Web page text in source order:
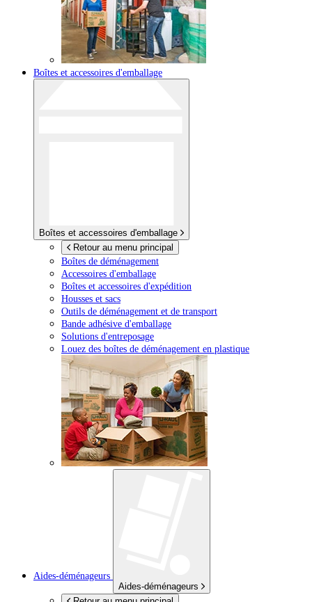
Boîtes et accessoires d'emballage
Boîtes et accessoires d'emballage
Retour au menu principal
Boîtes de déménagement
Accessoires d'emballage
Boîtes et accessoires d'expédition
Housses et sacs
Outils de déménagement et de transport
Bande adhésive d'emballage
Solutions d'entreposage
Louez des boîtes de déménagement en plastique
Aides-déménageurs
Aides-déménageurs